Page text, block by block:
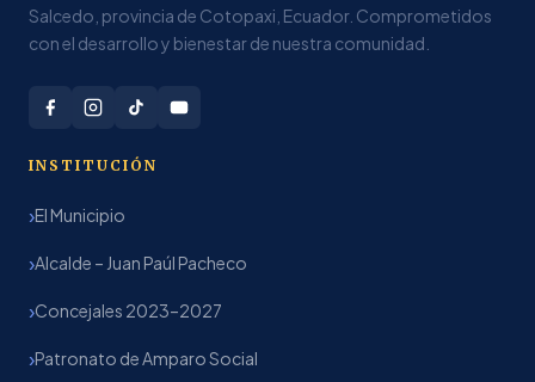
Salcedo, provincia de Cotopaxi, Ecuador. Comprometidos
con el desarrollo y bienestar de nuestra comunidad.
INSTITUCIÓN
El Municipio
Alcalde – Juan Paúl Pacheco
Concejales 2023–2027
Patronato de Amparo Social